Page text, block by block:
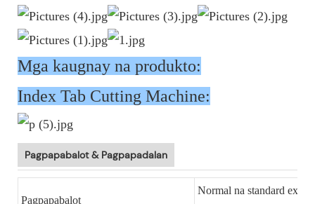
Mga kaugnay na produkto:
Index Tab Cutting Machine:
Pagpapabalot & Pagpapadalan
Pagpapabalot
Normal na standard